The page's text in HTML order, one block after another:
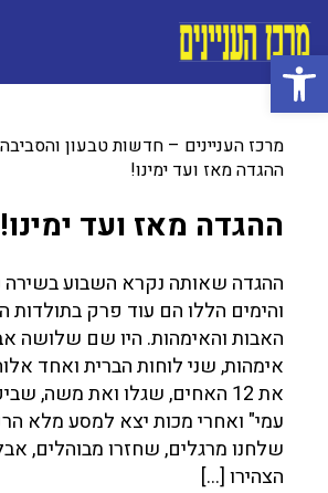
פתח סרגל נגישות
מרכז העניינים – חדשות טבעון והסביבה
ההגדה מאז ועד ימינו!
ההגדה מאז ועד ימינו!
ההגדה שאותה נקרא השבוע
והימים הללו הם עוד פרק
האבות והאימהות. היו שם שלושה
אימהות, שני לוחות הברית ואחד
את 12 האחים, שגלו ואת משה,
עמי" ואחרי מכות יצא למסע מלא
שלחנו מרגלים, שחזרו מבוהלים,
הצהירו […]